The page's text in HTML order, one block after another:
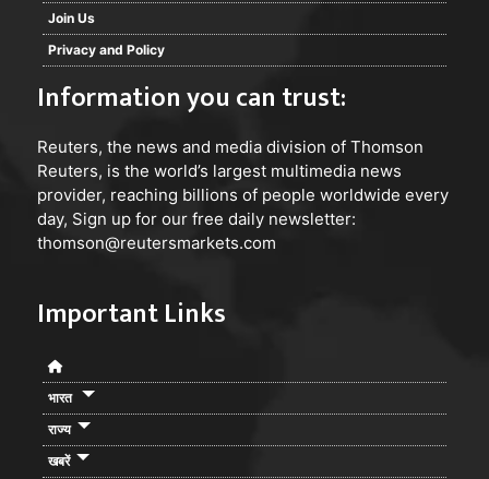
Join Us
Privacy and Policy
Information you can trust:
Reuters, the news and media division of Thomson
Reuters, is the world’s largest multimedia news
provider, reaching billions of people worldwide every
day, Sign up for our free daily newsletter:
thomson@reutersmarkets.com
Important Links
भारत
राज्य
खबरें